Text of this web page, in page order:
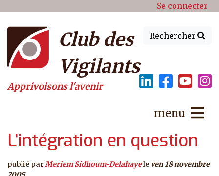
Menu du compte de Se connecter
Rechercher
Club des
Vigilants
Apprivoisons l'avenir
menu
L’intégration en question
publié parMeriem Sidhoum-Delahayele ven 18 novembre